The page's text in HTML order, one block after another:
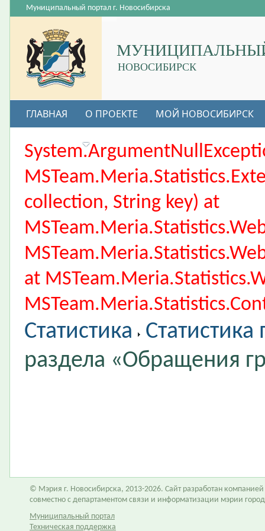
НОВОСИБИРСК
Муниципальный портал г. Новосибирска
ГЛАВНАЯ О ПРОЕКТЕ МОЙ НОВОСИБИРСК
ВАКАНСИИ
collection, String key) at
at
Статистика
раздела «Обращения
© Мэрия г. Новосибирска, 2013-2026. Сайт разработан компанией
совместно с департаментом связи и информатизации мэрии
Муниципальный портал
Техническая поддержка